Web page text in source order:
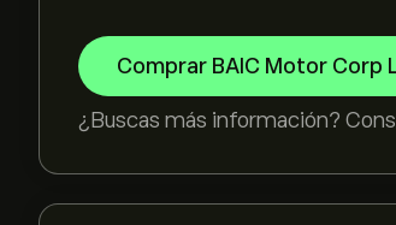
Comprar BAIC Motor Corp
¿Buscas más información?